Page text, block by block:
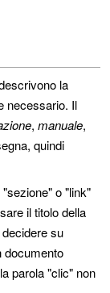
la
necessario. Il
, manuale,
quindi
o "link"
il titolo della
su
documento
parola "clic" non